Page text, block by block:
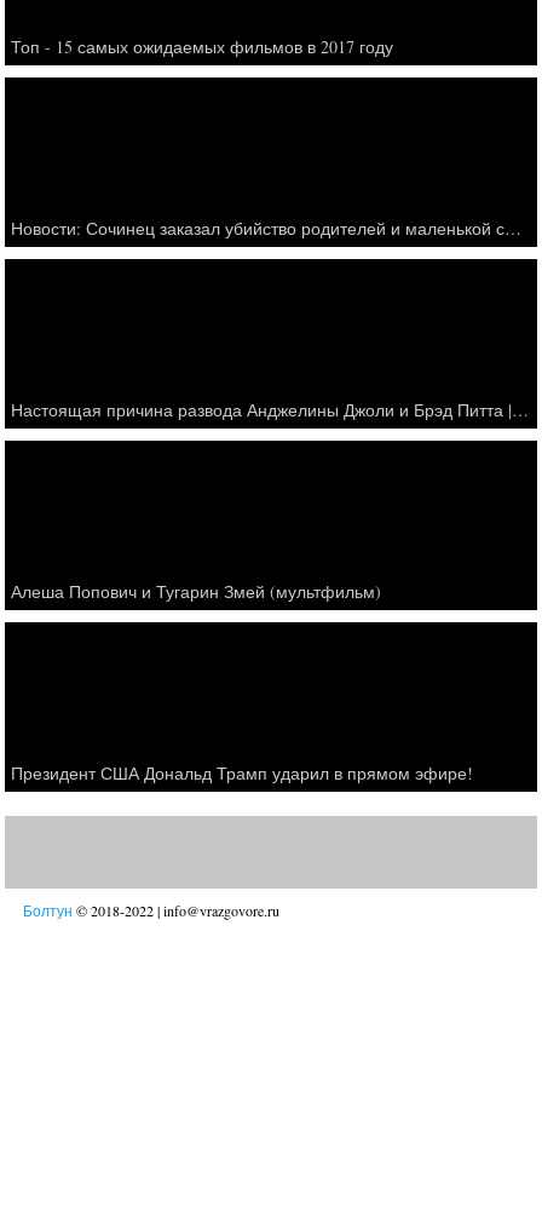
Топ - 15 самых ожидаемых фильмов в 2017 году
Новости: Сочинец заказал убийство родителей и маленькой сестры ради наследства - Россия 24 - онлайн
Настоящая причина развода Анджелины Джоли и Брэд Питта || Реакция друзей и родственников
Алеша Попович и Тугарин Змей (мультфильм)
Президент США Дональд Трамп ударил в прямом эфире!
Болтун © 2018-2022 | info@vrazgovore.ru